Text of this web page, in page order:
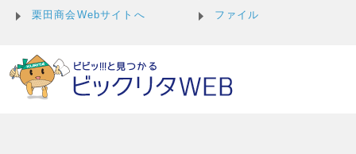
栗田商会Webサイトへ
ファイル